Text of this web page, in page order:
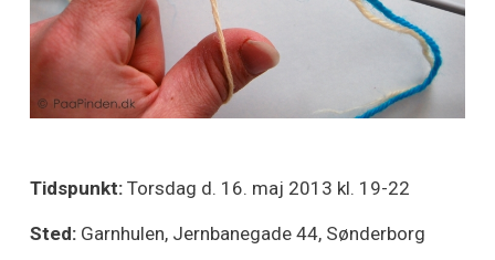
Tidspunkt: Torsdag d. 16. maj 2013 kl. 19-22
Sted: Garnhulen, Jernbanegade 44, Sønderborg